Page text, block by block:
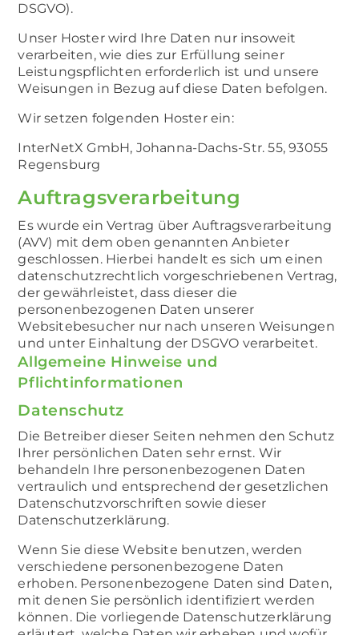
DSGVO).
Unser Hoster wird Ihre Daten nur insoweit
verarbeiten, wie dies zur Erfüllung seiner
Leistungspflichten erforderlich ist und unsere
Weisungen in Bezug auf diese Daten befolgen.
Wir setzen folgenden Hoster ein:
InterNetX GmbH, Johanna-Dachs-Str. 55, 93055
Regensburg
Auftragsverarbeitung
Es wurde ein Vertrag über Auftragsverarbeitung
(AVV) mit dem oben genannten Anbieter
geschlossen. Hierbei handelt es sich um einen
datenschutzrechtlich vorgeschriebenen Vertrag,
der gewährleistet, dass dieser die
personenbezogenen Daten unserer
Websitebesucher nur nach unseren Weisungen
und unter Einhaltung der DSGVO verarbeitet.
Allgemeine Hinweise und
Pflichtinformationen
Datenschutz
Die Betreiber dieser Seiten nehmen den Schutz
Ihrer persönlichen Daten sehr ernst. Wir
behandeln Ihre personenbezogenen Daten
vertraulich und entsprechend der gesetzlichen
Datenschutzvorschriften sowie dieser
Datenschutzerklärung.
Wenn Sie diese Website benutzen, werden
verschiedene personenbezogene Daten
erhoben. Personenbezogene Daten sind Daten,
mit denen Sie persönlich identifiziert werden
können. Die vorliegende Datenschutzerklärung